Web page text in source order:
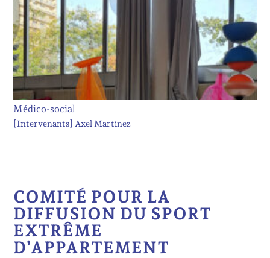
Médico-social
[Intervenants] Axel Martinez
COMITÉ POUR LA
DIFFUSION DU SPORT
EXTRÊME
D’APPARTEMENT